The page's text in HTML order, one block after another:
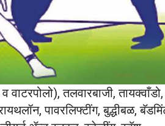
तलवारबाजी, तायक्वाँडो,
पावरलिफ्टींग, बुद्धीबळ,